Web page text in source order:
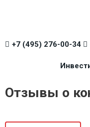
+7 (495) 276-00-34
Отзывы о